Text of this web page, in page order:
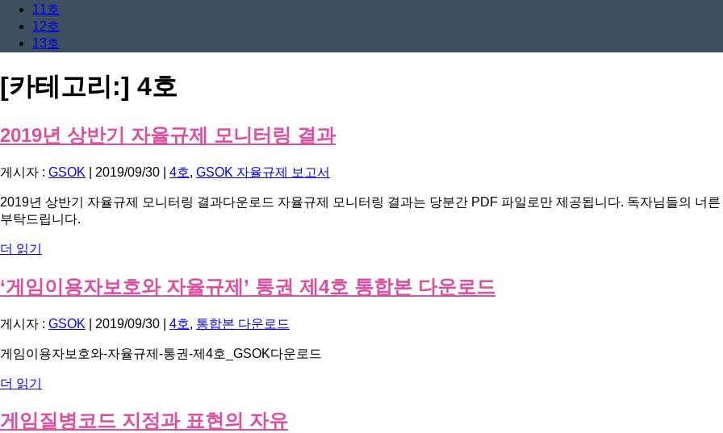
11호
12호
13호
[카테고리:] 4호
2019년 상반기 자율규제 모니터링 결과
게시자 : GSOK 2019/09/30 4호, GSOK 자율규제 보고서
2019년 상반기 자율규제 모니터링 결과다운로드 자율규제 모니터링 결과는 당분간 PDF 파일로만 제공됩니다. 독자님들의 너
부탁드립니다.
더 읽기
‘게임이용자보호와 자율규제’ 통권 제4호 통합본 다운로드
게시자 : GSOK 2019/09/30 4호, 통합본 다운로드
게임이용자보호와-자율규제-통권-제4호_GSOK다운로드
더 읽기
게임질병코드 지정과 표현의 자유